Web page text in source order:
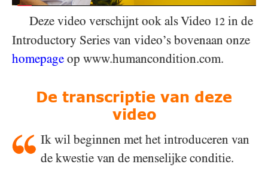
Deze video verschijnt ook als Video 12 in de
Introductory Series van video’s bovenaan onze
homepage op www.humancondition.com.
De transcriptie van deze
video
Ik wil beginnen met het introduceren van
de kwestie van de menselijke conditie.